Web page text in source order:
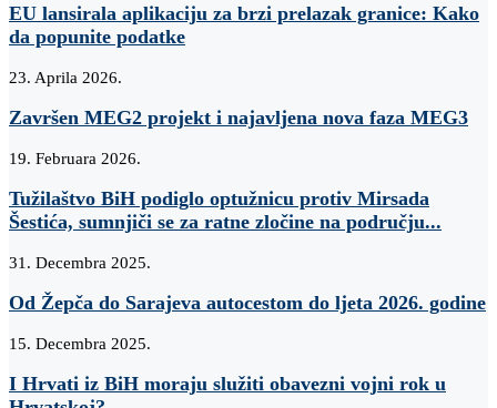
EU lansirala aplikaciju za brzi prelazak granice: Kako
da popunite podatke
23. Aprila 2026.
Završen MEG2 projekt i najavljena nova faza MEG3
19. Februara 2026.
Tužilaštvo BiH podiglo optužnicu protiv Mirsada
Šestića, sumnjiči se za ratne zločine na području...
31. Decembra 2025.
Od Žepča do Sarajeva autocestom do ljeta 2026. godine
15. Decembra 2025.
I Hrvati iz BiH moraju služiti obavezni vojni rok u